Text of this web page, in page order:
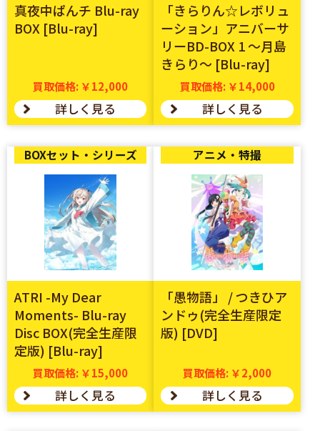
真夜中ぱんチ Blu-ray
BOX [Blu-ray]
買取価格: ￥12,000
詳しく見る
「きらりん☆レボリュ
ーション」アニバーサ
リーBD-BOX 1 ～月島
きらり～ [Blu-ray]
買取価格: ￥14,000
詳しく見る
BOXセット・シリーズ
ATRI -My Dear
Moments- Blu-ray
Disc BOX(完全生産限
定版) [Blu-ray]
買取価格: ￥15,000
詳しく見る
アニメ・特撮
「愚物語」 / つきひア
ンドゥ(完全生産限定
版) [DVD]
買取価格: ￥2,000
詳しく見る